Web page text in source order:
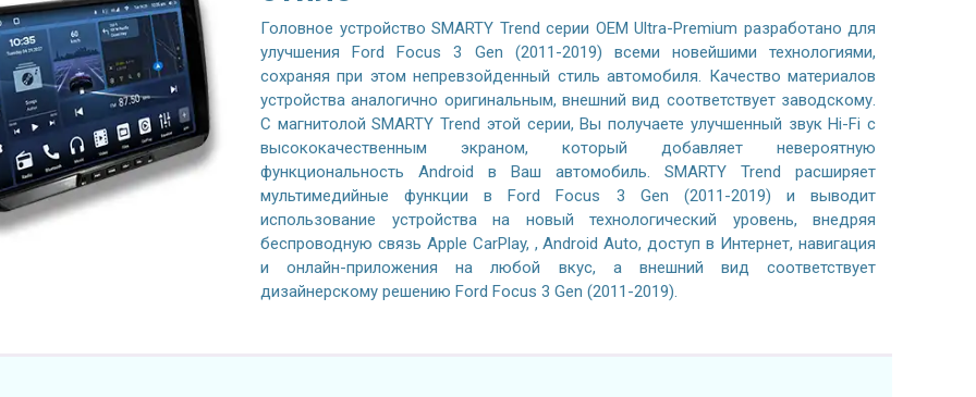
Головное устройство SMARTY Trend серии OEM Ultra-Premium разработано для
улучшения Ford Focus 3 Gen (2011-2019) всеми новейшими технологиями,
сохраняя при этом непревзойденный стиль автомобиля. Качество материалов
устройства аналогично оригинальным, внешний вид соответствует заводскому.
С магнитолой SMARTY Trend этой серии, Вы получаете улучшенный звук Hi-Fi с
высококачественным экраном, который добавляет невероятную
функциональность Android в Ваш автомобиль. SMARTY Trend расширяет
мультимедийные функции в Ford Focus 3 Gen (2011-2019) и выводит
использование устройства на новый технологический уровень, внедряя
беспроводную связь Apple CarPlay, , Android Auto, доступ в Интернет, навигация
и онлайн-приложения на любой вкус, а внешний вид соответствует
дизайнерскому решению Ford Focus 3 Gen (2011-2019).